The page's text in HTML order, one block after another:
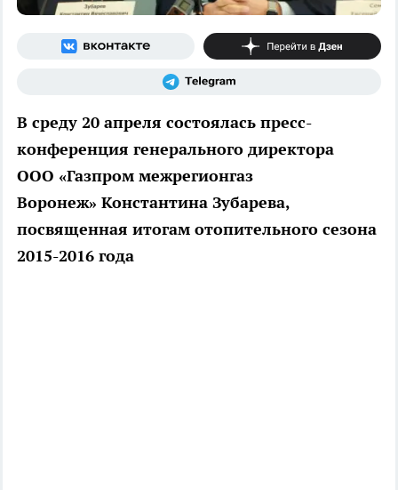
В среду 20 апреля состоялась пресс-
конференция генерального директора
ООО «Газпром межрегионгаз
Воронеж» Константина Зубарева,
посвященная итогам отопительного сезона
2015-2016 года